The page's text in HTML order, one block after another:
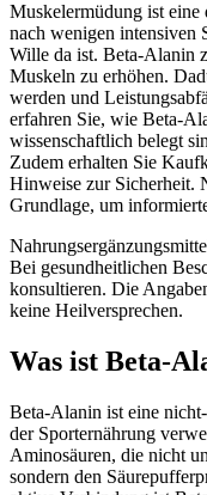
Muskelermüdung ist
nach wenigen intensiven
Wille da ist. Beta-Alanin
Muskeln zu erhöhen.
werden und
erfahren Sie, wie Beta-
wissenschaftlich belegt
Zudem erhalten Sie
Hinweise zur Sicherheit.
Grundlage, um
Bei gesundheitlichen
konsultieren. Die
keine Heilversprechen.
Was ist Beta-
Beta-Alanin ist eine
der Sporternährung
Aminosäuren, die nicht
sondern den